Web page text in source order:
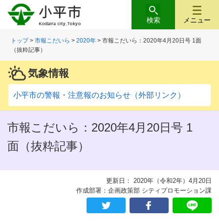
メニュー
検索
トップ>市報こだいら >2020年 > 市報こだいら：2020年4月20日号 1面
（抜粋記事）
気象情報
小平市の警報・注意報のお知らせ（外部リンク）
市報こだいら：2020年4月20日号 1
面（抜粋記事）
更新日： 2020年（令和2年）4月20日
作成部署：企画政策部 シティプロモーション課